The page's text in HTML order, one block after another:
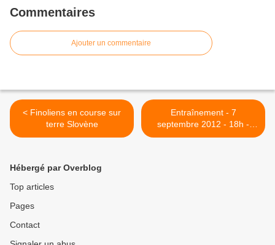
Commentaires
Ajouter un commentaire
< Finoliens en course sur
terre Slovène
Entraînement - 7
septembre 2012 - 18h -
Londieu >
Hébergé par Overblog
Top articles
Pages
Contact